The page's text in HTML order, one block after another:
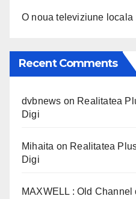
O noua televiziune locala
Recent Comments
dvbnews on Realitatea
Digi
Mihaita on Realitatea
Digi
MAXWELL : Old Channel